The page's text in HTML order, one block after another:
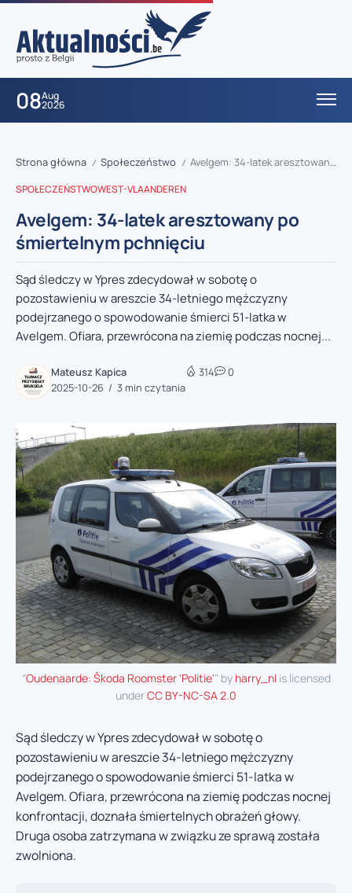
08Aug
2026
Strona główna / Społeczeństwo / Avelgem: 34-latek aresztowany po śmiertelnym pchnięciu
SPOŁECZEŃSTWOWEST-VLAANDEREN
Avelgem: 34-latek aresztowany po
śmiertelnym pchnięciu
Sąd śledczy w Ypres zdecydował w sobotę o
pozostawieniu w areszcie 34-letniego mężczyzny
podejrzanego o spowodowanie śmierci 51-latka w
Avelgem. Ofiara, przewrócona na ziemię podczas nocnej...
Mateusz Kapica
2025-10-26
3 min czytania
314 0
"Oudenaarde: Škoda Roomster 'Politie'" by harry_nlis licensed
underCC BY-NC-SA 2.0
Sąd śledczy w Ypres zdecydował w sobotę o
pozostawieniu w areszcie 34-letniego mężczyzny
podejrzanego o spowodowanie śmierci 51-latka w
Avelgem. Ofiara, przewrócona na ziemię podczas nocnej
konfrontacji, doznała śmiertelnych obrażeń głowy.
Druga osoba zatrzymana w związku ze sprawą została
zwolniona.